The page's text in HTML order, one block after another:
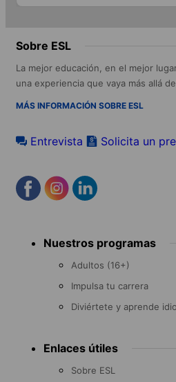
Sobre ESL
La mejor educación, en el mejor
una experiencia que vaya más allá
MÁS INFORMACIÓN SOBRE ESL
Entrevista Solicita un
menu Nuestros programas
Adultos (16+)
Impulsa tu carrera
Diviértete y aprende
Enlaces útiles
Sobre ESL